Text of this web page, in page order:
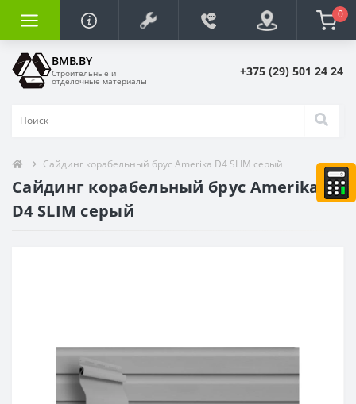
0
BMB.BY
Строительные и
отделочные материалы
+375 (29) 501 24 24
Сайдинг корабельный брус Amerika D4 SLIM серый
Сайдинг корабельный брус Amerika
D4 SLIM серый